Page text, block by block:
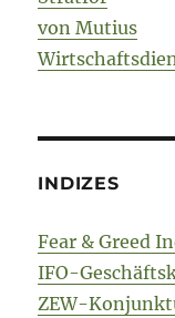
von Mutius
INDIZES
Fear & Greed
IFO-
ZEW-